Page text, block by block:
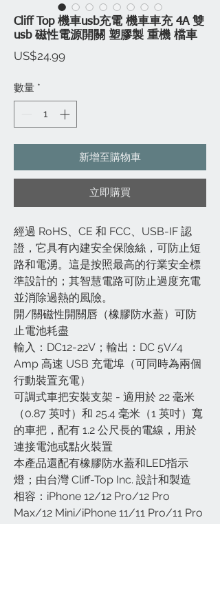
Cliff Top 機車usb充電 機車車充 4A 雙
usb 磁性電源開關 塑膠製 重機 檔車
US$24.99價
數量 *
新增至購物車
立即購買
經過 RoHS、CE 和 FCC、USB-IF 認
證，它具有內建安全保險絲，可防止短
路和電湧。這是按照最高的行業安全標
準設計的；其智慧電路可防止過度充電
並消除過熱的風險。
開/關磁性開關唇（橡膠防水蓋）可防
止電池耗盡
輸入：DC12-22V；輸出：DC 5V/4
Amp 高速 USB 充電埠（可同時為兩個
行動裝置充電）
可調式車把安裝支架 - 適用於 22 毫米
（0.87 英吋）和 25.4 毫米（1 英吋）寬
的車把，配有 1.2 公尺長的電線，用於
連接電池或點火裝置
本產品還配有橡膠防水蓋和LED指示
燈；由台灣 Cliff-Top Inc. 設計和製造
相容：iPhone 12/12 Pro/12 Pro
Max/12 Mini/iPhone 11/11 Pro/11 Pro